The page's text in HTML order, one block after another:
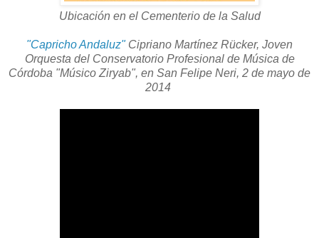
Ubicación en el Cementerio de la Salud
"Capricho Andaluz" Cipriano Martínez Rücker, Joven
Orquesta del Conservatorio Profesional de Música de
Córdoba "Músico Ziryab", en San Felipe Neri, 2 de mayo de
2014